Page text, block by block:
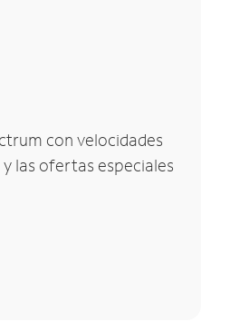
con velocidades
las ofertas especiales